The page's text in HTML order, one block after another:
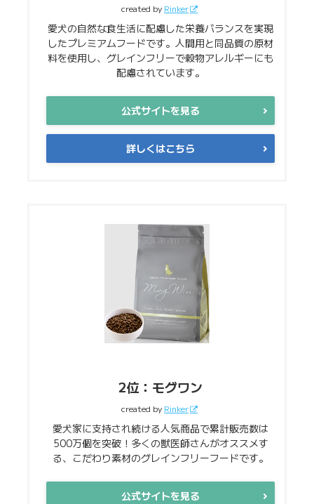
created by Rinker
愛犬の自然な食生活に配慮した栄養バランスを実現
したプレミアムフードです。人間用と同品質の原材
料を使用し、グレインフリーで穀物アレルギーにも
配慮されています。
公式サイトを見る
詳しくはこちら
2位：モグワン
created by Rinker
愛犬家に支持され続ける人気商品で累計販売数は
500万個を突破！多くの獣医師さんがオススメす
る、こだわり素材のグレインフリーフードです。
公式サイトを見る